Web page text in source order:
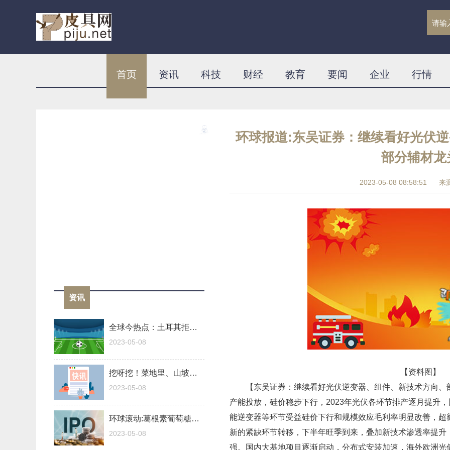
首页 资讯 科技 财经 教育 要闻 企业 行情
资讯
全球今热点：土耳其拒绝向乌军提供S-400导弹系统
2023-05-08
挖呀挖！菜地里、山坡上，挖出28万元“现金”？！什么情况？ 消息
2023-05-08
环球滚动:葛根素葡萄糖注射液(关于葛根素葡萄糖注射液的简介)
2023-05-08
环球报道:东吴证券：继续看好光伏
部分辅材龙
2023-05-08 08:58:51 来
【资料图】
【东吴证券：继续看好光伏逆变器、组件、新技术方向
产能投放，硅价稳步下行，2023年光伏各环节排产逐月提升
能逆变器等环节受益硅价下行和规模效应毛利率明显改善，
新的紧缺环节转移，下半年旺季到来，叠加新技术渗透率提
强。国内大基地项目逐渐启动，分布式安装加速，海外欧洲